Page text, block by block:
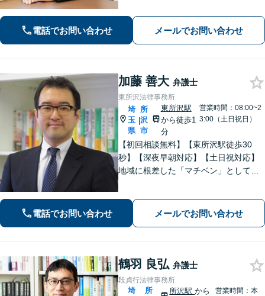
手伝いをいたします。どうぞお気軽に
ご相談ください。
電話でお問い合わせ メールでお問い合わせ
加藤 善大 弁護士
東所沢法律事務所
埼
玉
県
|
所
沢
市
東所沢駅
から徒歩1
分
営業時間：08:00~2
3:00（土日祝日）
【初回相談無料】【東所沢駅徒歩30
秒】【深夜早朝対応】【土日祝対応】
地域に根差した「マチベン」として、
も承ります。リーズナブルな料金体系
をご提供しています。
電話でお問い合わせ メールでお問い合わせ
鶴羽 良弘 弁護士
段貞行法律事務所
埼
所
所沢駅から
営業時間：本